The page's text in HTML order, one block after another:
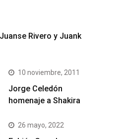
Rivero y Juank
10 noviembre, 2011
Jorge Celedón
homenaje a Shakira
26 mayo, 2022